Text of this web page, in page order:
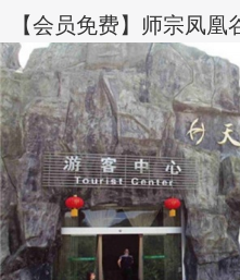
【会员免费】师宗凤凰